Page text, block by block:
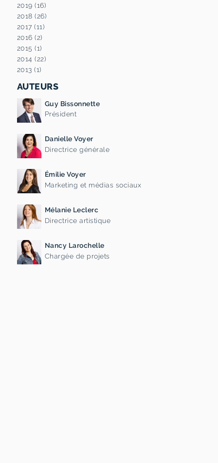
2019 (16)
2018 (26)
2017 (11)
2016 (2)
2015 (1)
2014 (22)
2013 (1)
AUTEURS
Guy Bissonnette
Président
Danielle Voyer
Directrice générale
Émilie Voyer
Marketing et médias sociaux
Mélanie Leclerc
Directrice artistique
Nancy Larochelle
Chargée de projets